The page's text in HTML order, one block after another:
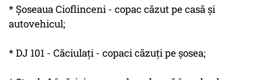
* Şoseaua Cioflinceni - copac căzut pe casă şi
autovehicul;
* DJ 101 - Căciulaţi - copaci căzuţi pe şosea;